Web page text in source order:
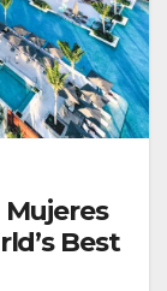
Mujeres
Best